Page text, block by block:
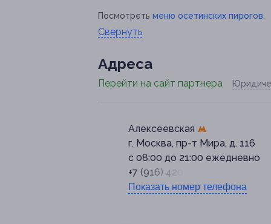
Посмотреть меню осетинских пирогов
Свернуть
Адресa
Перейти на сайт партнера
Алексеевская
г. Москва, пр-т Мира, д. 116
с 08:00 до 21:00 ежедневно
+7 (916) 420-30-57
Показать номер телефона